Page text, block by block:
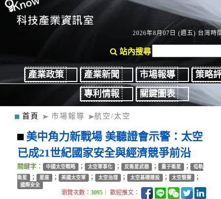
2026年8月07日 (週五) 台灣時
站內搜尋
產業政策 產業新聞 市場報導
策略
專利情報
關鍵圖表
首頁 市場報導 航空/太空
美中角力新戰場 美聽證會示警：太空
已成21世紀國家安全與經濟競爭前沿
關鍵字： 中國太空戰略 ； 太空軍事化 ； 反衛星武器 ； 量子衛星 ；
低軌
衛星
； 星座 ； 美國太空軍 ； 太空治理 ； 太空基礎建設 ； 太空競賽 ；
國際安全
瀏覽次數：3095 ｜ 歡迎推文：